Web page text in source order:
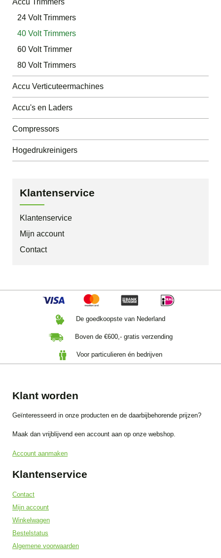
24 Volt Trimmers
40 Volt Trimmers
60 Volt Trimmer
80 Volt Trimmers
Accu Verticuteermachines
Accu's en Laders
Compressors
Hogedrukreinigers
Klantenservice
Klantenservice
Mijn account
Contact
De goedkoopste van Nederland
Boven de €600,- gratis verzending
Voor particulieren én bedrijven
Klant worden
Geïnteresseerd in onze producten en de daarbijbehorende prijzen?
Maak dan vrijblijvend een account aan op onze webshop.
Account aanmaken
Klantenservice
Contact
Mijn account
Winkelwagen
Bestelstatus
Algemene voorwaarden